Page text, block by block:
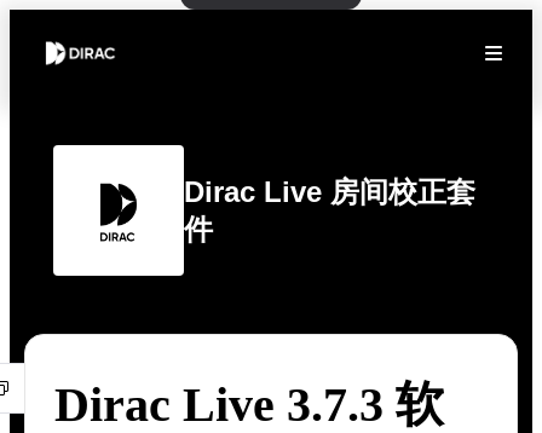
Dirac Live 房间校正套
件
Dirac Live 3.7.3 软